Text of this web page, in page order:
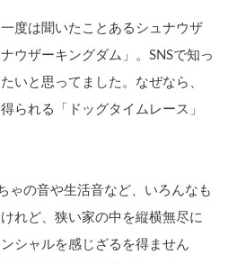
度は聞いたことあるシュナウザ
ウザーキングダム」。SNSで知っ
いと思ってました。なぜなら、
られる「ドッグタイムレース」
ゃの音や生活音など、いろんなも
れど、狭い家の中を縦横無尽に
シャルを感じざるを得ません